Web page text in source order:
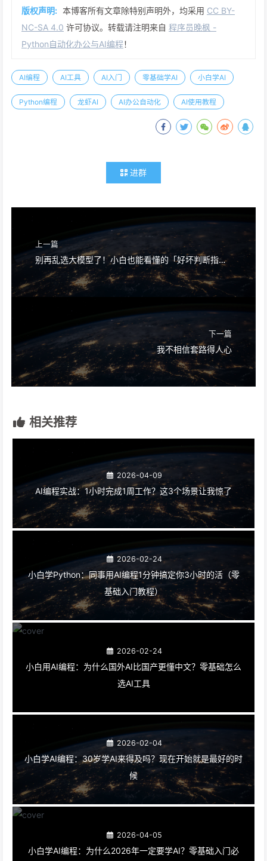
版权声明: 本博客所有文章除特别声明外，均采用 CC BY-
NC-SA 4.0 许可协议。转载请注明来自 程序员晚枫 -
Python自动化办公与AI编程！
AI编程 AI工具 AI入门 零基础学AI 小白学AI
Python编程 龙虾AI AI办公自动化 AI使用教程
进群
上一篇
别再乱选大模型了！小白也能看懂的「好坏判断指南」，3分钟避坑
下一篇
我不相信套路得人心
相关推荐
2026-04-09
AI编程实战：1小时完成1周工作？这3个场景让我惊了
2026-02-24
小白学Python：同事用AI编程1分钟搞定你3小时的活（零
基础入门教程）
2026-02-24
小白用AI编程：为什么国外AI比国产更懂中文？零基础怎么
选AI工具
2026-02-04
小白学AI编程：30岁学AI来得及吗？现在开始就是最好的时
候
2026-04-05
小白学AI编程：为什么2026年一定要学AI？零基础入门必